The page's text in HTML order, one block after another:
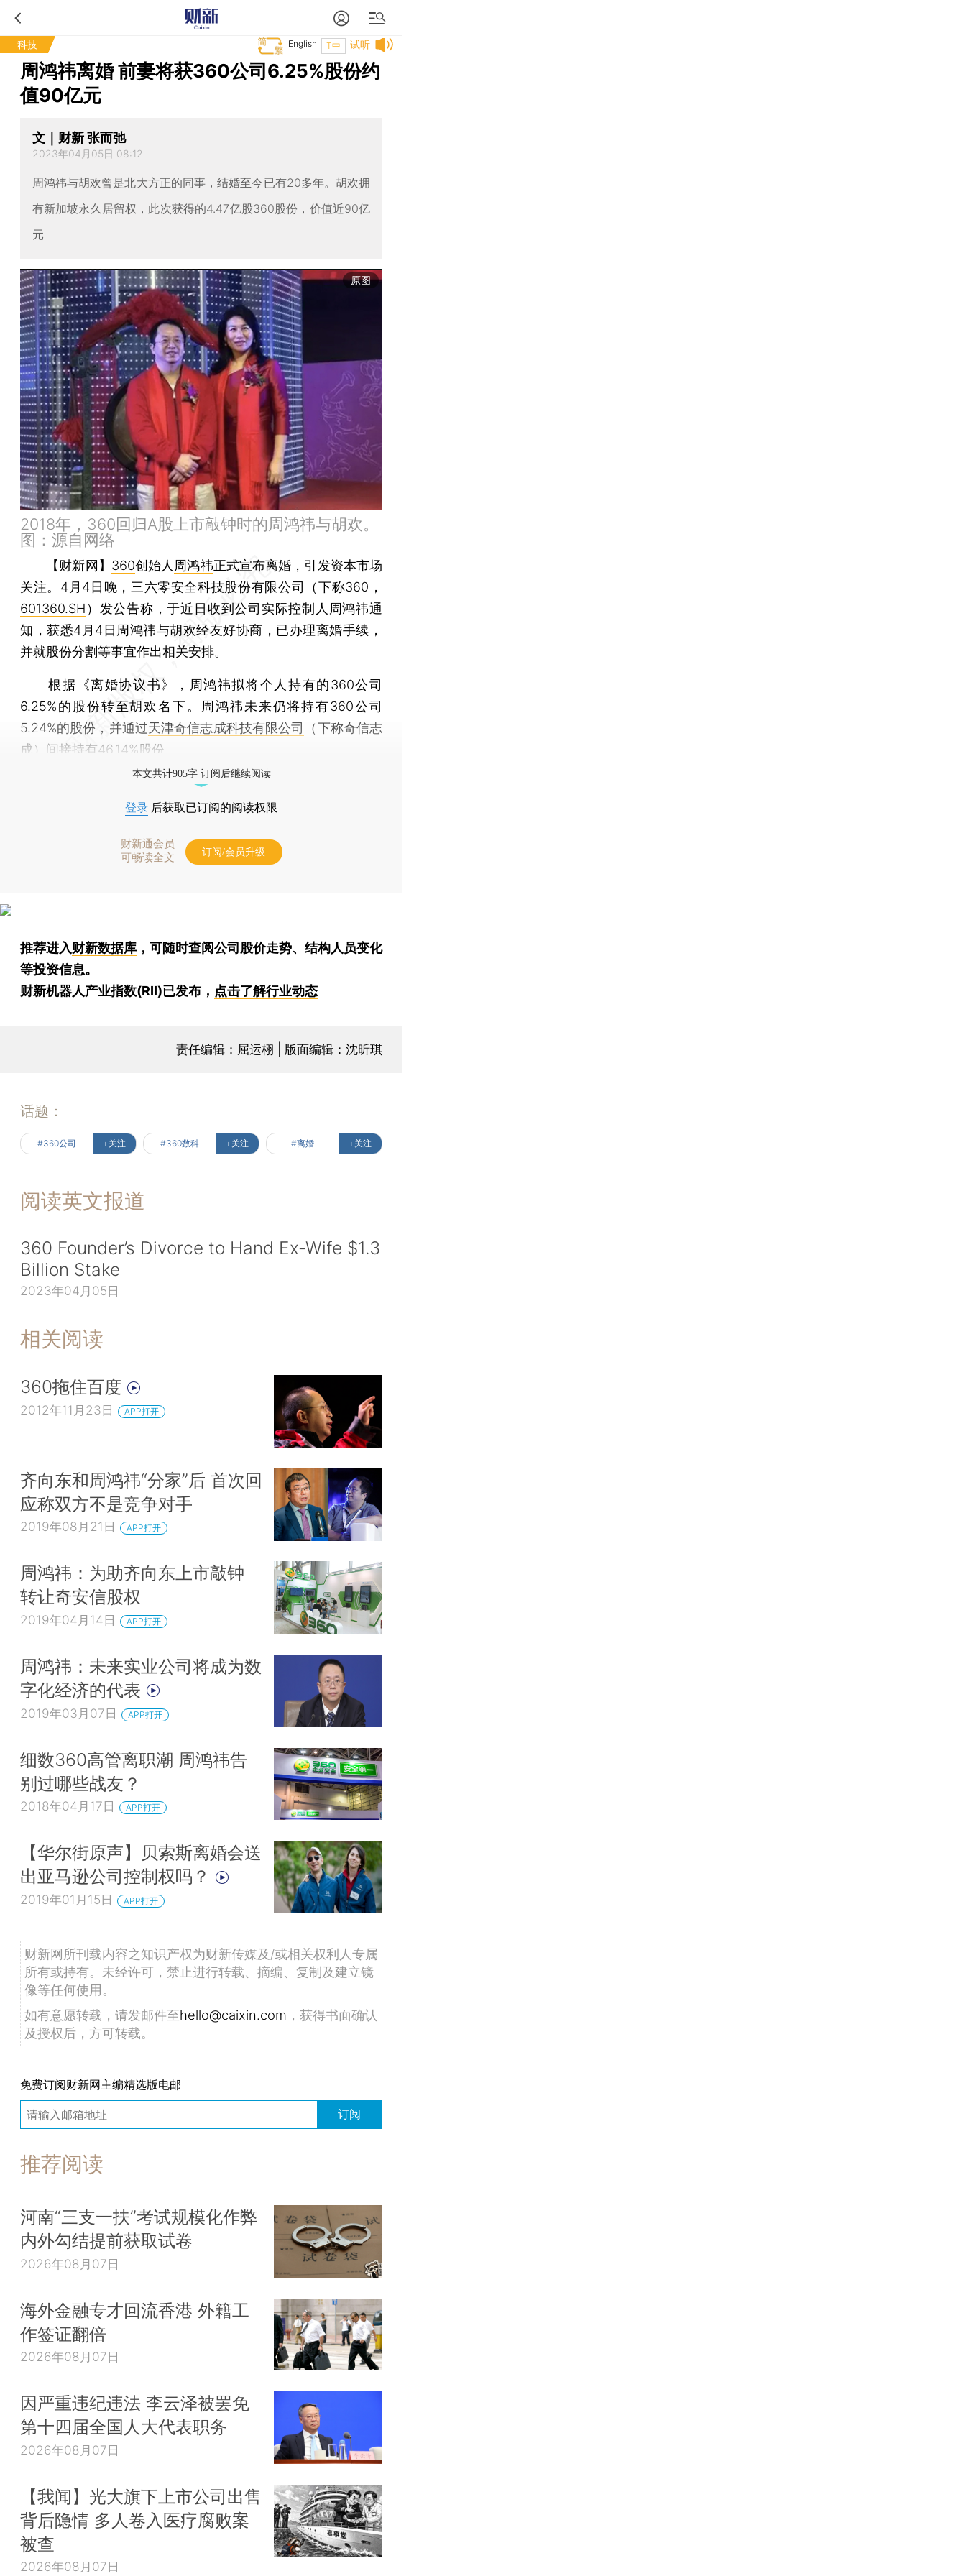
科技 试听
T中
English
周鸿祎离婚 前妻将获360公司6.25%股份约
值90亿元
文｜财新 张而弛
2023年04月05日 08:12
周鸿祎与胡欢曾是北大方正的同事，结婚至今已有20多年。胡欢拥
有新加坡永久居留权，此次获得的4.47亿股360股份，价值近90亿
元
原图
2018年，360回归A股上市敲钟时的周鸿祎与胡欢。
图：源自网络
【财新网】 360创始人 周鸿祎正式宣布离婚，引发资本市场
关注。4月4日晚，三六零安全科技股份有限公司（下称360，
601360.SH ）发公告称，于近日收到公司实际控制人周鸿祎通
知，获悉4月4日周鸿祎与胡欢经友好协商，已办理离婚手续，
并就股份分割等事宜作出相关安排。
根据《离婚协议书》，周鸿祎拟将个人持有的360公司
6.25%的股份转至胡欢名下。周鸿祎未来仍将持有360公司
5.24%的股份，并通过天津奇信志成科技有限公司
（下称奇信志
成）间接持有46.14%股份。
本文共计905字 订阅后继续阅读
登录 后获取已订阅的阅读权限
财新通会员
可畅读全文
订阅/会员升级
推荐进入财新数据库 ，可随时查阅公司股价走势、结构人员变化
等投资信息。
财新机器人产业指数(RII)已发布， 点击了解行业动态
责任编辑：屈运栩 | 版面编辑：沈昕琪
话题：
#360公司 +关注 #360数科 +关注 #离婚 +关注
阅读英文报道
360 Founder’s Divorce to Hand Ex-Wife $1.3
Billion Stake
2023年04月05日
相关阅读
360拖住百度
2012年11月23日 APP打开
齐向东和周鸿祎“分家”后 首次回
应称双方不是竞争对手
2019年08月21日 APP打开
周鸿祎：为助齐向东上市敲钟
转让奇安信股权
2019年04月14日 APP打开
周鸿祎：未来实业公司将成为数
字化经济的代表
2019年03月07日 APP打开
细数360高管离职潮 周鸿祎告
别过哪些战友？
2018年04月17日 APP打开
【华尔街原声】贝索斯离婚会送
出亚马逊公司控制权吗？
2019年01月15日 APP打开
财新网所刊载内容之知识产权为财新传媒及/或相关权利人专属
所有或持有。未经许可，禁止进行转载、摘编、复制及建立镜
像等任何使用。
如有意愿转载，请发邮件至hello@caixin.com ，获得书面确认
及授权后，方可转载。
免费订阅财新网主编精选版电邮
订阅
推荐阅读
河南“三支一扶”考试规模化作弊
内外勾结提前获取试卷
2026年08月07日
海外金融专才回流香港 外籍工
作签证翻倍
2026年08月07日
因严重违纪违法 李云泽被罢免
第十四届全国人大代表职务
2026年08月07日
【我闻】光大旗下上市公司出售
背后隐情 多人卷入医疗腐败案
被查
2026年08月07日